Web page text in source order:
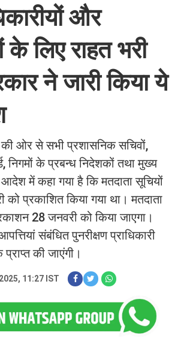
और
के लिए राहत भरी
ने जारी किया ये
ओर से सभी प्रशासनिक सचिवों,
निगमों के प्रबन्ध निदेशकों तथा मुख्य
में कहा गया है कि मतदाता सूचियों
को प्रकाशित किया गया था। मतदाता
28 जनवरी को किया जाएगा।
संबंधित पुनरीक्षण प्राधिकारी
प्राप्त की जाएंगी।
11:27 IST